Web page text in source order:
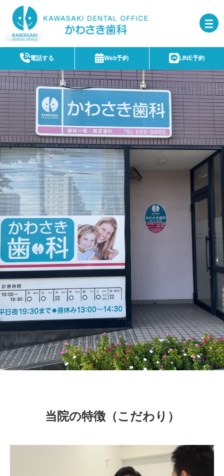
電話する Web予約 LINE予約
当院の特徴（こだわり）